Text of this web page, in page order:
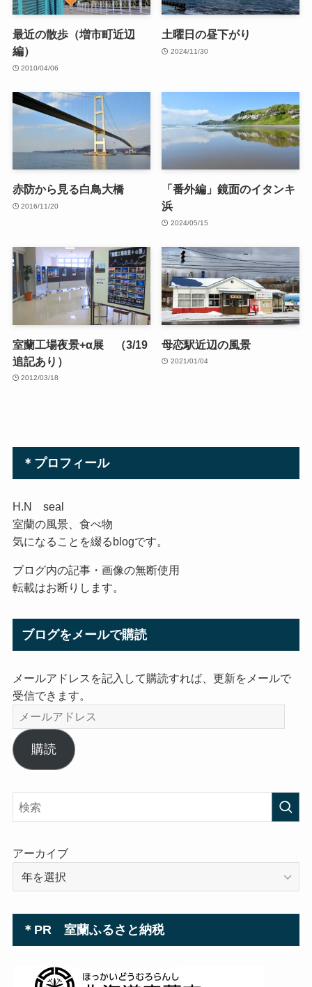
最近の散歩（増市町近辺
編）
2010/04/06
土曜日の昼下がり
2024/11/30
赤防から見る白鳥大橋
2016/11/20
「番外編」鏡面のイタンキ
浜
2024/05/15
室蘭工場夜景+α展 （3/19
追記あり）
2012/03/18
母恋駅近辺の風景
2021/01/04
＊プロフィール
H.N seal
室蘭の風景、食べ物
気になることを綴るblogです。
ブログ内の記事・画像の無断使用
転載はお断りします。
ブログをメールで購読
メールアドレスを記入して購読すれば、更新をメールで
受信できます。
メ
ー
ル
ア
レ
ス
購読
アーカイブ
＊PR 室蘭ふるさと納税